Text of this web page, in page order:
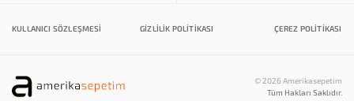
KULLANICI SÖZLEŞMESI GIZLILIK POLITIKASI ÇEREZ POLITIKASI
© 2026 Amerikasepetim
Tüm Hakları Saklıdır.